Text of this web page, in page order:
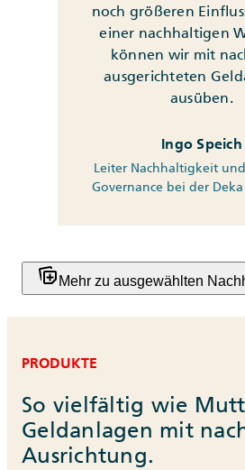
noch größeren
einer nachhaltigen
können wir mit
ausgerichteten
ausüben.
Ingo Speich
Leiter Nachhaltigkeit
Governance bei der
note_stack_add Mehr zu ausgewählten
PRODUKTE
So vielfältig wie
Geldanlagen mit
Ausrichtung.